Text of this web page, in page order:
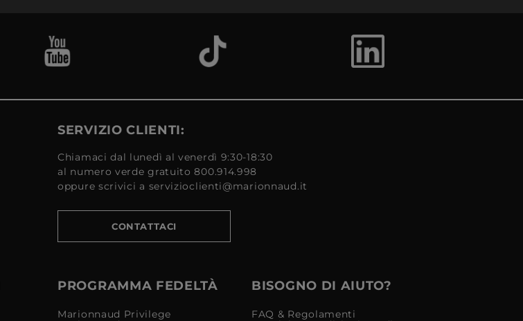
SERVIZIO CLIENTI:
Chiamaci dal lunedì al venerdì 9:30-18:30
al numero verde gratuito 800.914.998
oppure scrivici a servizioclienti@marionnaud.it
CONTATTACI
PROGRAMMA FEDELTÀ
Marionnaud Privilege
BISOGNO DI AIUTO?
FAQ & Regolamenti